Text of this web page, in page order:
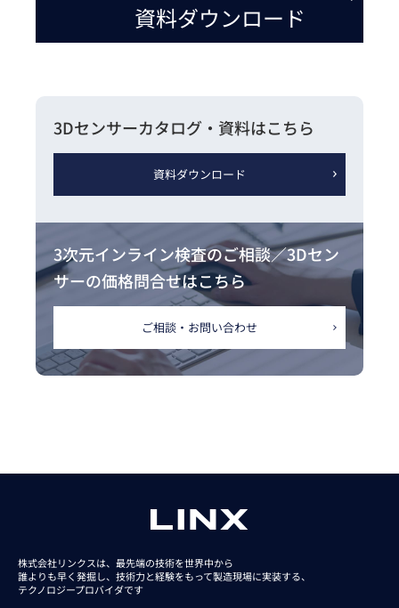
資料ダウンロード
3Dセンサーカタログ・ 資料はこちら
資料ダウンロード
3次元インライン検査のご相談／3Dセン
サーの価格問合せはこちら
ご相談・お問い合わせ
株式会社リンクスは、最先端の技術を世界中から
誰よりも早く発掘し、技術力と経験をもって製造現場に実装する、
テクノロジープロバイダです